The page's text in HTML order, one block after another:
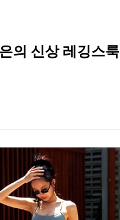
의 신상 레깅스룩